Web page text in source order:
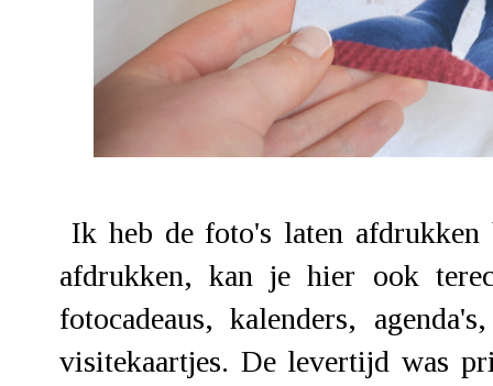
Ik heb de foto's laten afdrukken
afdrukken, kan je hier ook
fotocadeaus, kalenders,
visitekaartjes. De levertijd was